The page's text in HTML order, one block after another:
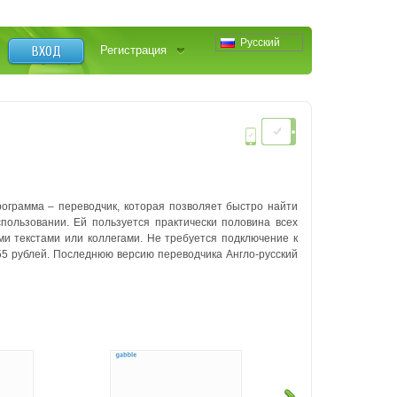
Русский
ВХОД Регистрация
– переводчик, которая позволяет быстро найти
Ей пользуется практически половина всех
текстами или коллегами. Не требуется подключение к
рублей. Последнюю версию переводчика Англо-русский